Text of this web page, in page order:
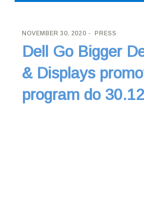
NOVEMBER 30, 2020 PRESS
Dell Go Bigger
& Displays
program do